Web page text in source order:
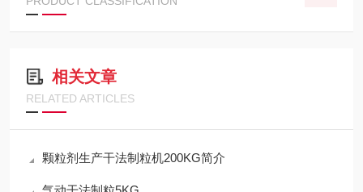
相关文章
RELATED ARTICLES
颗粒剂生产干法制粒机200KG简介